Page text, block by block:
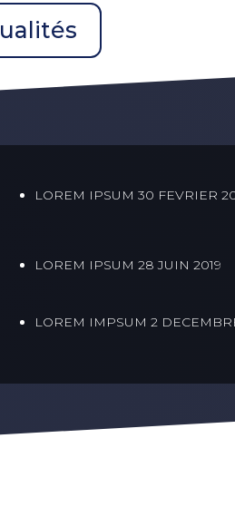
LOREM IPSUM 30 FEVRIER
LOREM IPSUM 28 JUIN 2019
LOREM IMPSUM 2